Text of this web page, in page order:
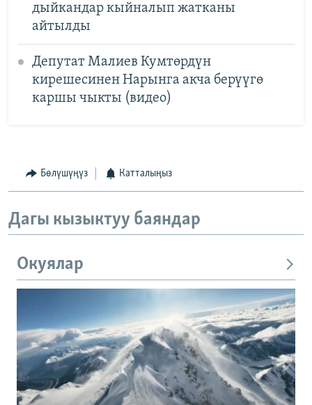
дыйкандар кыйналып жатканы
айтылды
Депутат Малиев Кумтөрдүн
кирешесинен Нарынга акча берүүгө
каршы чыкты (видео)
Бөлүшүңүз Катталыңыз
Дагы кызыктуу баяндар
Окуялар